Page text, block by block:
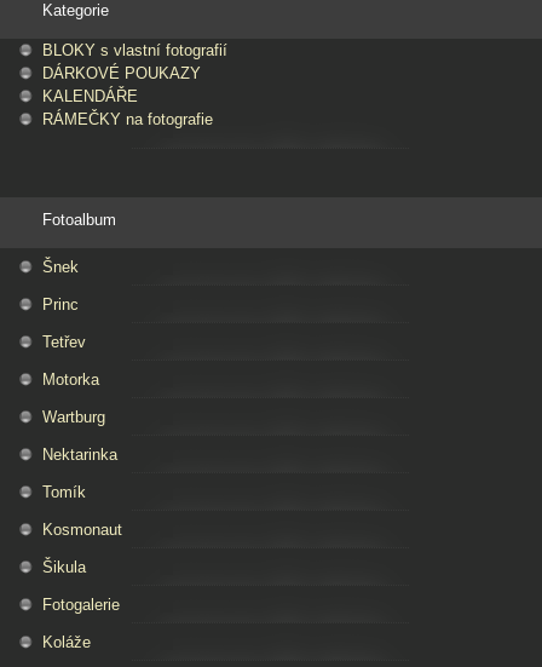
Kategorie
BLOKY s vlastní fotografií
DÁRKOVÉ POUKAZY
KALENDÁŘE
RÁMEČKY na fotografie
Fotoalbum
Šnek
Princ
Tetřev
Motorka
Wartburg
Nektarinka
Tomík
Kosmonaut
Šikula
Fotogalerie
Koláže